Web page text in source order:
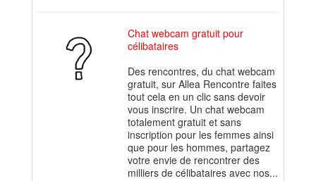
Chat webcam gratuit pour
célibataires
Des rencontres, du chat webcam
gratuit, sur Allea Rencontre faites
tout cela en un clic sans devoir
vous inscrire. Un chat webcam
totalement gratuit et sans
inscription pour les femmes ainsi
que pour les hommes, partagez
votre envie de rencontrer des
milliers de célibataires avec nos...